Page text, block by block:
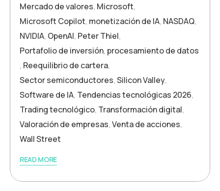
Mercado de valores, Microsoft,
Microsoft Copilot, monetización de IA, NASDAQ,
NVIDIA, OpenAI, Peter Thiel,
Portafolio de inversión, procesamiento de datos
, Reequilibrio de cartera,
Sector semiconductores,Silicon Valley,
Software de IA, Tendencias tecnológicas 2026,
Trading tecnológico, Transformación digital,
Valoración de empresas,Venta de acciones,
Wall Street
READ MORE